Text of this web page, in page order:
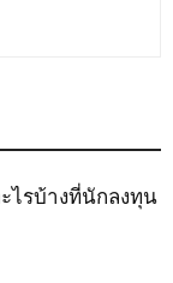
ไรบ้างที่นักลงทุน